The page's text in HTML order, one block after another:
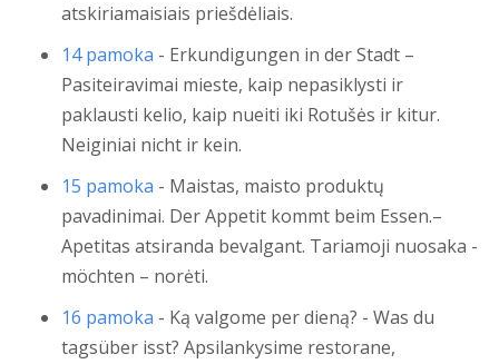
atskiriamaisiais priešdėliais.
14 pamoka - Erkundigungen in der Stadt –
Pasiteiravimai mieste, kaip nepasiklysti ir
paklausti kelio, kaip nueiti iki Rotušės ir kitur.
Neiginiai nicht ir kein.
15 pamoka - Maistas, maisto produktų
pavadinimai. Der Appetit kommt beim Essen.–
Apetitas atsiranda bevalgant. Tariamoji nuosaka -
möchten – norėti.
16 pamoka - Ką valgome per dieną? - Was du
tagsüber isst? Apsilankysime restorane,